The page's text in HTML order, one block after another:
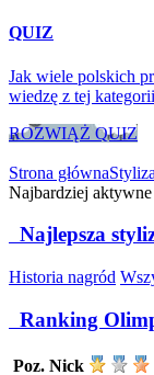
QUIZ
Jak wiele polskich
wiedzę z tej
ROZWIĄŻ QUIZ
Strona główna
Najbardziej
Najlepsza
Historia nagród
Ranking
Poz. Nick